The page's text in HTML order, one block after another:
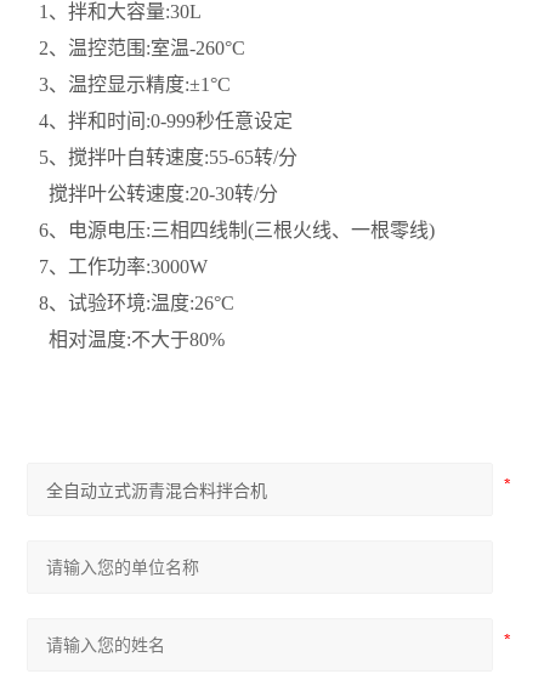
沥青动力粘度试验器
沥青标准粘度计
沥青蜡含量测定仪
沥青薄膜烘箱
查看全部 >>
1、拌和大容量:30L
2、温控范围:室温-260°C
3、温控显示精度:±1°C
4、拌和时间:0-999秒任意设定
5、搅拌叶自转速度:55-65转/分
搅拌叶公转速度:20-30转/分
6、电源电压:三相四线制(三根火线、一根零线)
7、工作功率:3000W
8、试验环境:温度:26°C
相对温度:不大于80%